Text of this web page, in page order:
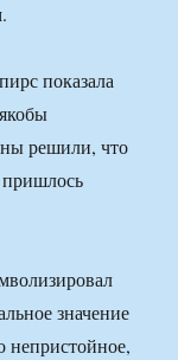
показала
решили, что
пришлось
значение
непристойное,